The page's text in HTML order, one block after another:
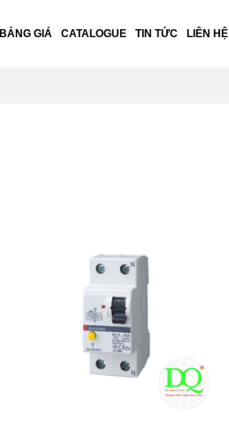
BẢNG GIÁ CATALOGUE TIN TỨC LIÊN HỆ